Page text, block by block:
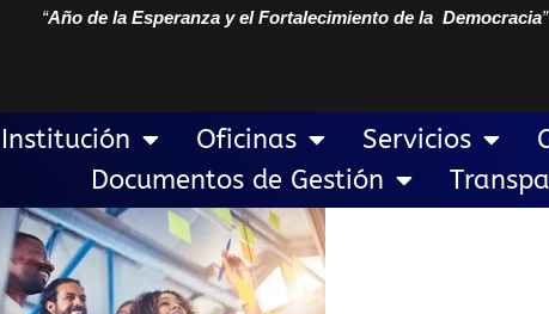
“Año de la Esperanza y el Fortalecimiento de la Democracia”
Institución Oficinas Servicios
Documentos de Gestión